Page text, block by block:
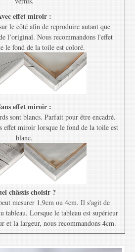
effet miroir :
le côté afin de reproduire autant que
l’original. Nous recommandons l'effet
le fond de la toile est coloré.
effet miroir :
sont blancs. Parfait pour être encadré.
effet miroir lorsque le fond de la toile est
blanc.
châssis choisir ?
mesurer 1,9cm ou 4cm. Il s'agit de
tableau. Lorsque le tableau est supérieur
et la largeur, nous recommandons 4cm.